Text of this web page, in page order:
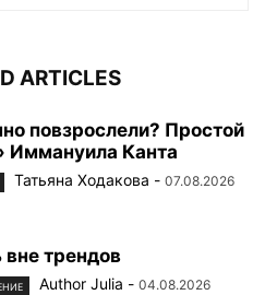
ARTICLES
повзрослели? Простой
Иммануила Канта
Татьяна Ходакова - 07.08.2026
трендов
Author Julia - 04.08.2026